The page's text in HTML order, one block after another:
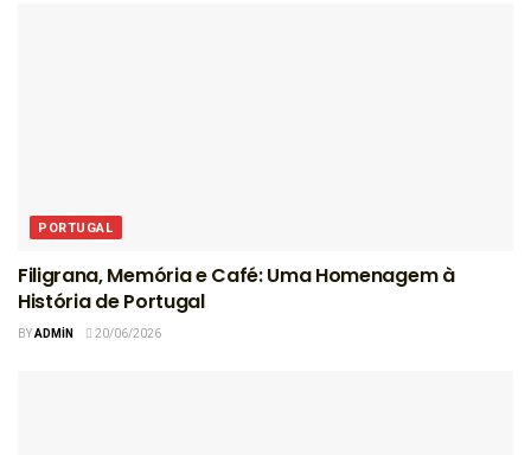
PORTUGAL
Filigrana, Memória e Café: Uma Homenagem à
História de Portugal
BYADMIN 20/06/2026